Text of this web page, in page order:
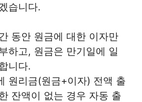
습니다.
동안 원금에 대한 이자만
하고, 원금은 만기일에 일
니다.
원리금(원금+이자) 전액 출
잔액이 없는 경우 자동 출